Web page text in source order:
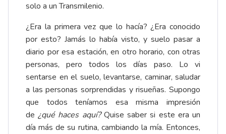
solo a un Transmilenio.
¿Era la primera vez que lo hacía? ¿Era conocido
por esto? Jamás lo había visto, y suelo pasar a
diario por esa estación, en otro horario, con otras
personas, pero todos los días paso. Lo vi
sentarse en el suelo, levantarse, caminar, saludar
a las personas sorprendidas y risueñas. Supongo
que todos teníamos esa misma impresión
de¿qué haces aquí?Quise saber si este era un
día más de su rutina, cambiando la mía. Entonces,